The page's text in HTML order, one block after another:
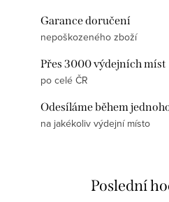
Garance doručení
nepoškozeného zboží
Přes 3000 výdejních míst
po celé ČR
Odesíláme během
na jakékoliv výdejní místo
Poslední